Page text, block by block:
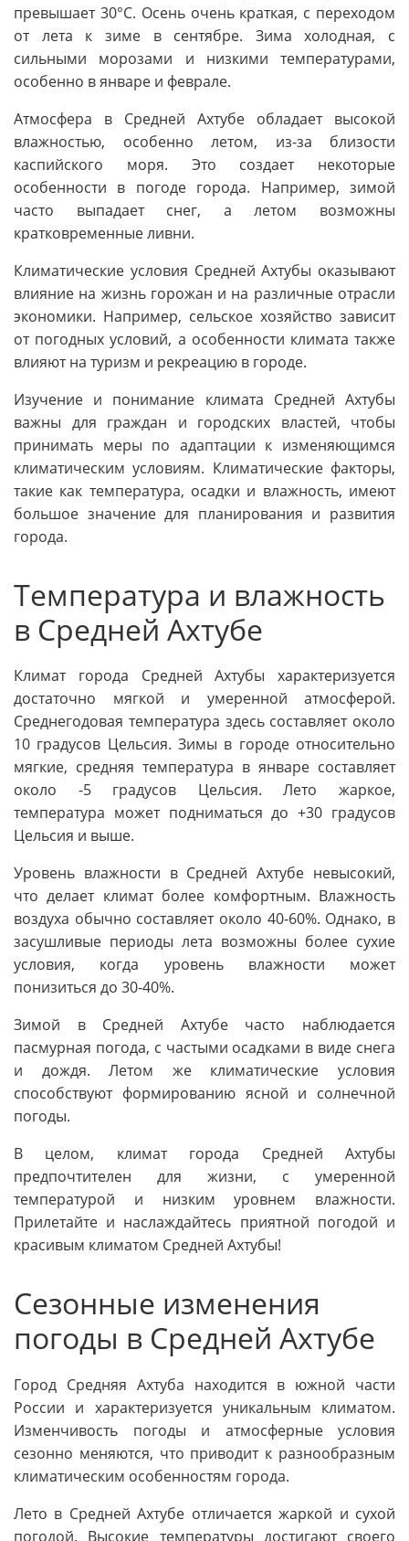
превышает 30°C. Осень очень краткая, с переходом
от лета к зиме в сентябре. Зима холодная, с
сильными морозами и низкими температурами,
особенно в январе и феврале.
Атмосфера в Средней Ахтубе обладает высокой
влажностью, особенно летом, из-за близости
каспийского моря. Это создает некоторые
особенности в погоде города. Например, зимой
часто выпадает снег, а летом возможны
кратковременные ливни.
Климатические условия Средней Ахтубы оказывают
влияние на жизнь горожан и на различные отрасли
экономики. Например, сельское хозяйство зависит
от погодных условий, а особенности климата также
влияют на туризм и рекреацию в городе.
Изучение и понимание климата Средней Ахтубы
важны для граждан и городских властей, чтобы
принимать меры по адаптации к изменяющимся
климатическим условиям. Климатические факторы,
такие как температура, осадки и влажность, имеют
большое значение для планирования и развития
города.
Температура и влажность
в Средней Ахтубе
Климат города Средней Ахтубы характеризуется
достаточно мягкой и умеренной атмосферой.
Среднегодовая температура здесь составляет около
10 градусов Цельсия. Зимы в городе относительно
мягкие, средняя температура в январе составляет
около -5 градусов Цельсия. Лето жаркое,
температура может подниматься до +30 градусов
Цельсия и выше.
Уровень влажности в Средней Ахтубе невысокий,
что делает климат более комфортным. Влажность
воздуха обычно составляет около 40-60%. Однако, в
засушливые периоды лета возможны более сухие
условия, когда уровень влажности может
понизиться до 30-40%.
Зимой в Средней Ахтубе часто наблюдается
пасмурная погода, с частыми осадками в виде снега
и дождя. Летом же климатические условия
способствуют формированию ясной и солнечной
погоды.
В целом, климат города Средней Ахтубы
предпочтителен для жизни, с умеренной
температурой и низким уровнем влажности.
Прилетайте и наслаждайтесь приятной погодой и
красивым климатом Средней Ахтубы!
Сезонные изменения
погоды в Средней Ахтубе
Город Средняя Ахтуба находится в южной части
России и характеризуется уникальным климатом.
Изменчивость погоды и атмосферные условия
сезонно меняются, что приводит к разнообразным
климатическим особенностям города.
Лето в Средней Ахтубе отличается жаркой и сухой
погодой. Высокие температуры достигают своего